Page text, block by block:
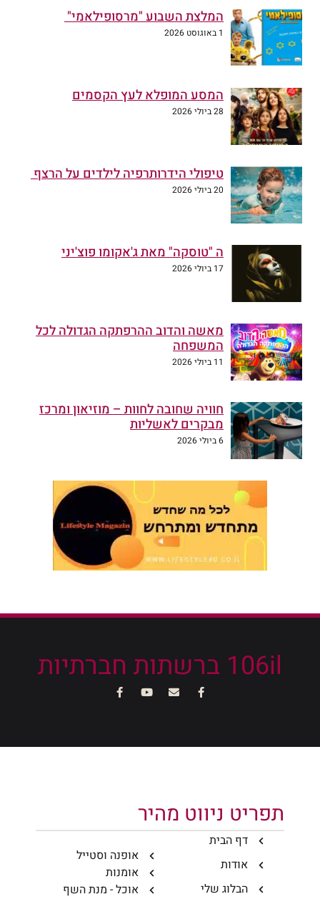
המלצת השבוע "מרסופילאמי"
1 באוגוסט 2026
המסע המופלא לעץ הקסמים
28 ביולי 2026
טיפולי הידרותרפיה לילדים על הרצף
20 ביולי 2026
ה "טוסקה" מאת ג'אקומו פוצ'יני
17 ביולי 2026
מאשה והדוב ההרפתקה הגדולה לכל
המשפחה
11 ביולי 2026
חוויה שחובה לחוות – מוזיאון ומרכז
מבקרים לאשליות
6 ביולי 2026
106il ברשתות חברתיות
תפריט ניווט מהיר
דף הבית
אודות
הבלוג שלי
אופנה וסטייל
אומנות
אוכל - מנת השף